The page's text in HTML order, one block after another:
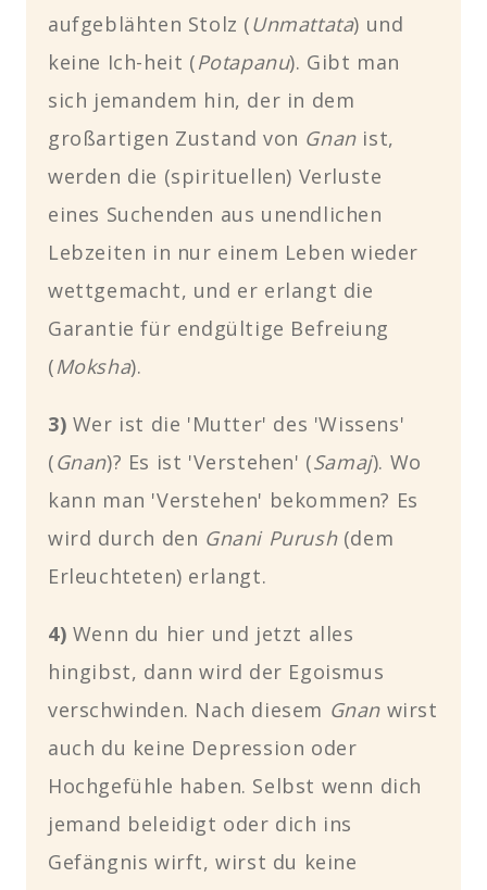
aufgeblähten Stolz (Unmattata) und
keine Ich-heit (Potapanu). Gibt man
sich jemandem hin, der in dem
großartigen Zustand von Gnanist,
werden die (spirituellen) Verluste
eines Suchenden aus unendlichen
Lebzeiten in nur einem Leben wieder
wettgemacht, und er erlangt die
Garantie für endgültige Befreiung
(Moksha).
3) Wer ist die 'Mutter' des 'Wissens'
(Gnan)? Es ist 'Verstehen' (Samaj). Wo
kann man 'Verstehen' bekommen? Es
wird durch den Gnani Purush(dem
Erleuchteten) erlangt.
4) Wenn du hier und jetzt alles
hingibst, dann wird der Egoismus
verschwinden. Nach diesem Gnan wirst
auch du keine Depression oder
Hochgefühle haben. Selbst wenn dich
jemand beleidigt oder dich ins
Gefängnis wirft, wirst du keine